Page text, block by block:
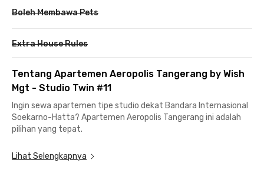
Boleh Membawa Pets
Extra House Rules
Tentang Apartemen Aeropolis Tangerang by Wish
Mgt - Studio Twin #11
Ingin sewa apartemen tipe studio dekat Bandara Internasional
Soekarno-Hatta? Apartemen Aeropolis Tangerang ini adalah
pilihan yang tepat.
Terletak di lokasi strategis, tinggal di apartemen Tangerang ini
pastinya akan memudahkan berbagai aktivitasmu sehari-hari.
Lihat Selengkapnya